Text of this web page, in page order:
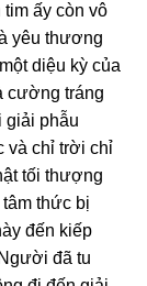
ấy còn vô
yêu thương
diệu kỳ của
cường tráng
giải phẫu
và chỉ trời chỉ
tối thượng
thức bị
đến kiếp
đã tu